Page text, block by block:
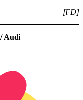
[FD]
/ Audi